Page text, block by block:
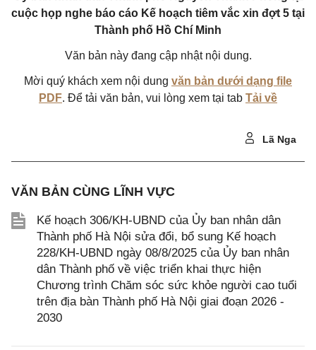
cuộc họp nghe báo cáo Kế hoạch tiêm vắc xin đợt 5 tại
Thành phố Hồ Chí Minh
Văn bản này đang cập nhật nội dung.
Mời quý khách xem nội dung văn bản dưới dạng file
PDF. Để tải văn bản, vui lòng xem tại tab Tải về
Lã Nga
VĂN BẢN CÙNG LĨNH VỰC
Kế hoạch 306/KH-UBND của Ủy ban nhân dân
Thành phố Hà Nội sửa đổi, bổ sung Kế hoạch
228/KH-UBND ngày 08/8/2025 của Ủy ban nhân
dân Thành phố về việc triển khai thực hiện
Chương trình Chăm sóc sức khỏe người cao tuổi
trên địa bàn Thành phố Hà Nội giai đoạn 2026 -
2030